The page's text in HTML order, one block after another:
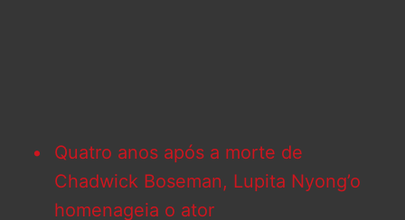
Quatro anos após a morte de
Chadwick Boseman, Lupita Nyong’o
homenageia o ator